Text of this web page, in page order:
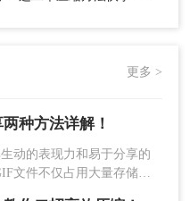
需求，方便快捷。
，操作简便，支持多
更多 >
种方法详解！
动的表现力和易于分享的
文件不仅占用大量存储空